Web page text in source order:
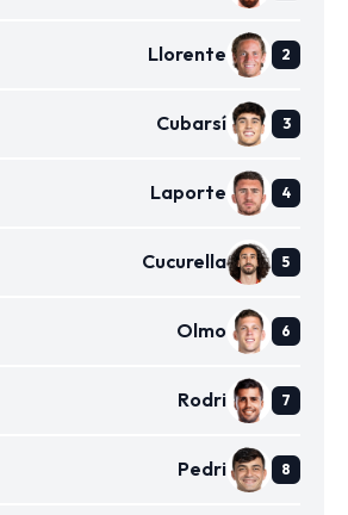
Llorente
Cubarsí
Laporte
Cucurella
Olmo
Rodri
Pedri